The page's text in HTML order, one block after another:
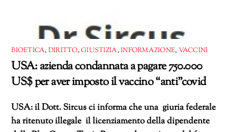
BIOETICA, DIRITTO,GIUSTIZIA,INFORMAZIONE, VACCINI
USA: azienda condannata a pagare 750.000
US$ per aver imposto il vaccino “anti”covid
USA: il Dott. Sircus ci informa che una giuria federale
ha ritenuto illegale il licenziamento della dipendente